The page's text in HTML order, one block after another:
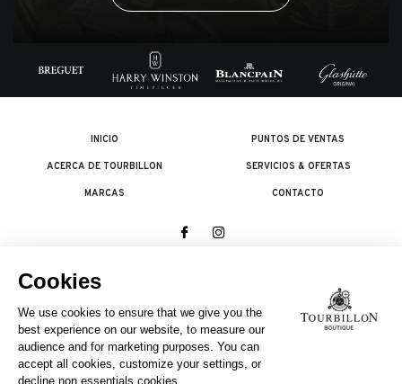
INICIO
ACERCA DE TOURBILLON
MARCAS
PUNTOS DE VENTAS
SERVICIOS & OFERTAS
CONTACTO
UNA EMPRESA DEL